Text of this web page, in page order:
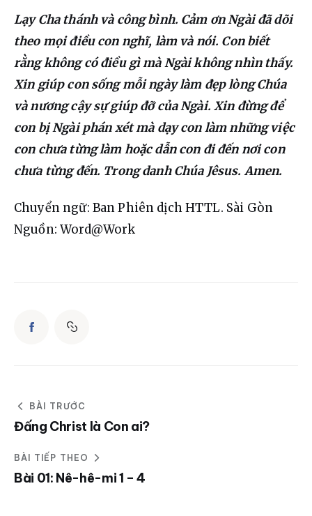
Lạy Cha thánh và công bình. Cảm ơn Ngài đã dõi
theo mọi điều con nghĩ, làm và nói. Con biết
rằng không có điều gì mà Ngài không nhìn thấy.
Xin giúp con sống mỗi ngày làm đẹp lòng Chúa
và nương cậy sự giúp đỡ của Ngài. Xin đừng để
con bị Ngài phán xét mà dạy con làm những việc
con chưa từng làm hoặc dẫn con đi đến nơi con
chưa từng đến. Trong danh Chúa Jêsus. Amen.
Chuyển ngữ: Ban Phiên dịch HTTL. Sài Gòn
Nguồn: Word@Work
BÀI TRƯỚC
Đấng Christ là Con ai?
BÀI TIẾP THEO
Bài 01: Nê-hê-mi 1 – 4